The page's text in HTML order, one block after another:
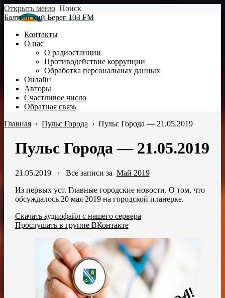
Открыть меню Поиск
Балтийский Берег 103 FM
Контакты
О нас
О радиостанции
Противодействие коррупции
Обработка персональных данных
Онлайн
Авторы
Счастливое число
Обратная связь
Главная › Пульс Города › Пульс Города — 21.05.2019
Пульс Города — 21.05.2019
21.05.2019· Все записи за Май 2019
Из первых уст. Главные городские новости. О том, что
обсуждалось 20 мая 2019 на городской планерке.
Скачать аудиофайл с нашего сервера
Прослушать в группе ВКонтакте